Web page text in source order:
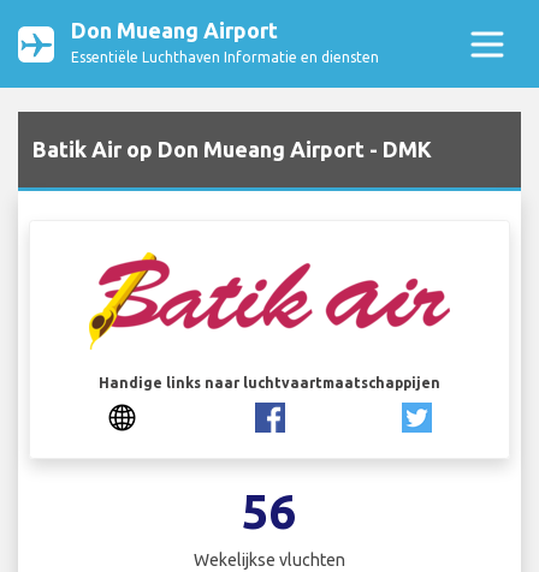
Don Mueang Airport
Essentiële Luchthaven Informatie en diensten
Batik Air op Don Mueang Airport - DMK
Handige links naar luchtvaartmaatschappijen
56
Wekelijkse vluchten